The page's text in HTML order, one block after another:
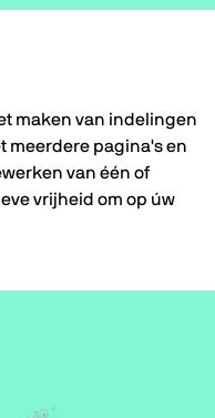
maken van indelingen
meerdere pagina's en
van één of
vrijheid om op úw